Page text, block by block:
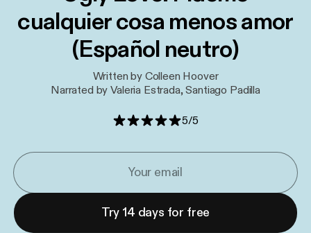
cualquier cosa menos amor
(Español neutro)
Written by Colleen Hoover
Narrated by Valeria Estrada, Santiago Padilla
5/5
Try 14 days for free